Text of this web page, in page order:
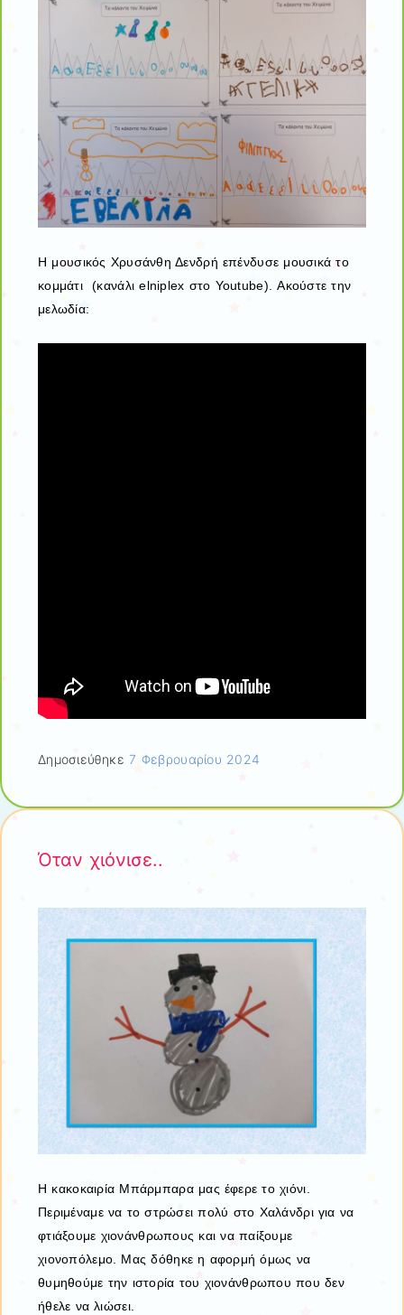
Η μουσικός Χρυσάνθη Δενδρή επένδυσε μουσικά το
κομμάτι (κανάλι elniplex στο Youtube). Ακούστε την
μελωδία:
Δημοσιεύθηκε7 Φεβρουαρίου 2024
Όταν χιόνισε..
Η κακοκαιρία Μπάρμπαρα μας έφερε το χιόνι.
Περιμέναμε να το στρώσει πολύ στο Χαλάνδρι για να
φτιάξουμε χιονάνθρωπους και να παίξουμε
χιονοπόλεμο. Μας δόθηκε η αφορμή όμως να
θυμηθούμε την ιστορία του χιονάνθρωπου που δεν
ήθελε να λιώσει.